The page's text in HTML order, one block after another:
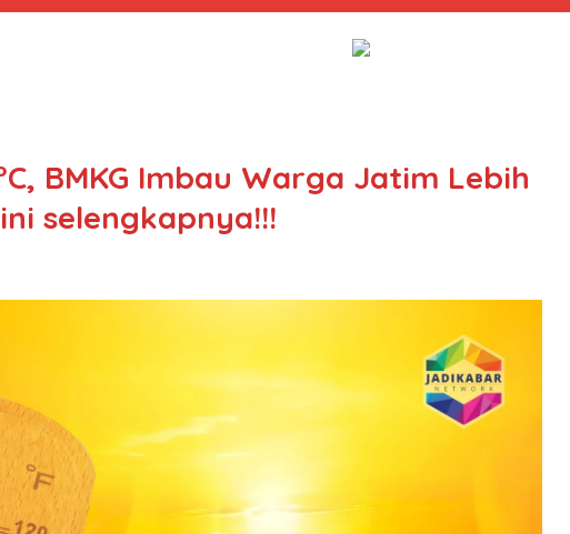
BMKG Imbau Warga Jatim Lebih
selengkapnya!!!